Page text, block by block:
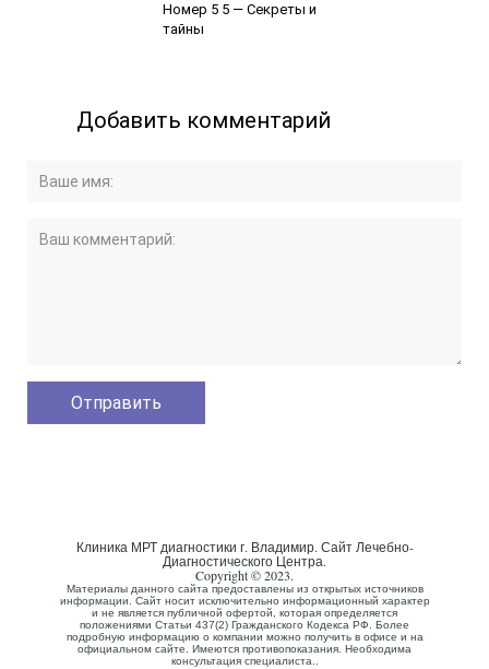
Номер 5 5 — Секреты и
тайны
Добавить комментарий
Клиника МРТ диагностики г. Владимир. Сайт Лечебно-
Диагностического Центра.
Copyright © 2023.
Материалы данного сайта предоставлены из открытых источников
информации. Сайт носит исключительно информационный характер
и не является публичной офертой, которая определяется
положениями Статьи 437(2) Гражданского Кодекса РФ. Более
подробную информацию о компании можно получить в офисе и на
официальном сайте. Имеются противопоказания. Необходима
консультация специалиста..